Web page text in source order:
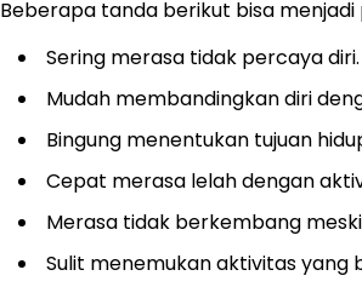
Beberapa tanda berikut bisa
Sering merasa tidak percaya diri.
Mudah membandingkan diri
Bingung menentukan tujuan
Cepat merasa lelah dengan
Merasa tidak berkembang
Sulit menemukan aktivitas yang